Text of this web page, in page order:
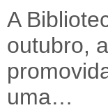
A
outubro,
uma…